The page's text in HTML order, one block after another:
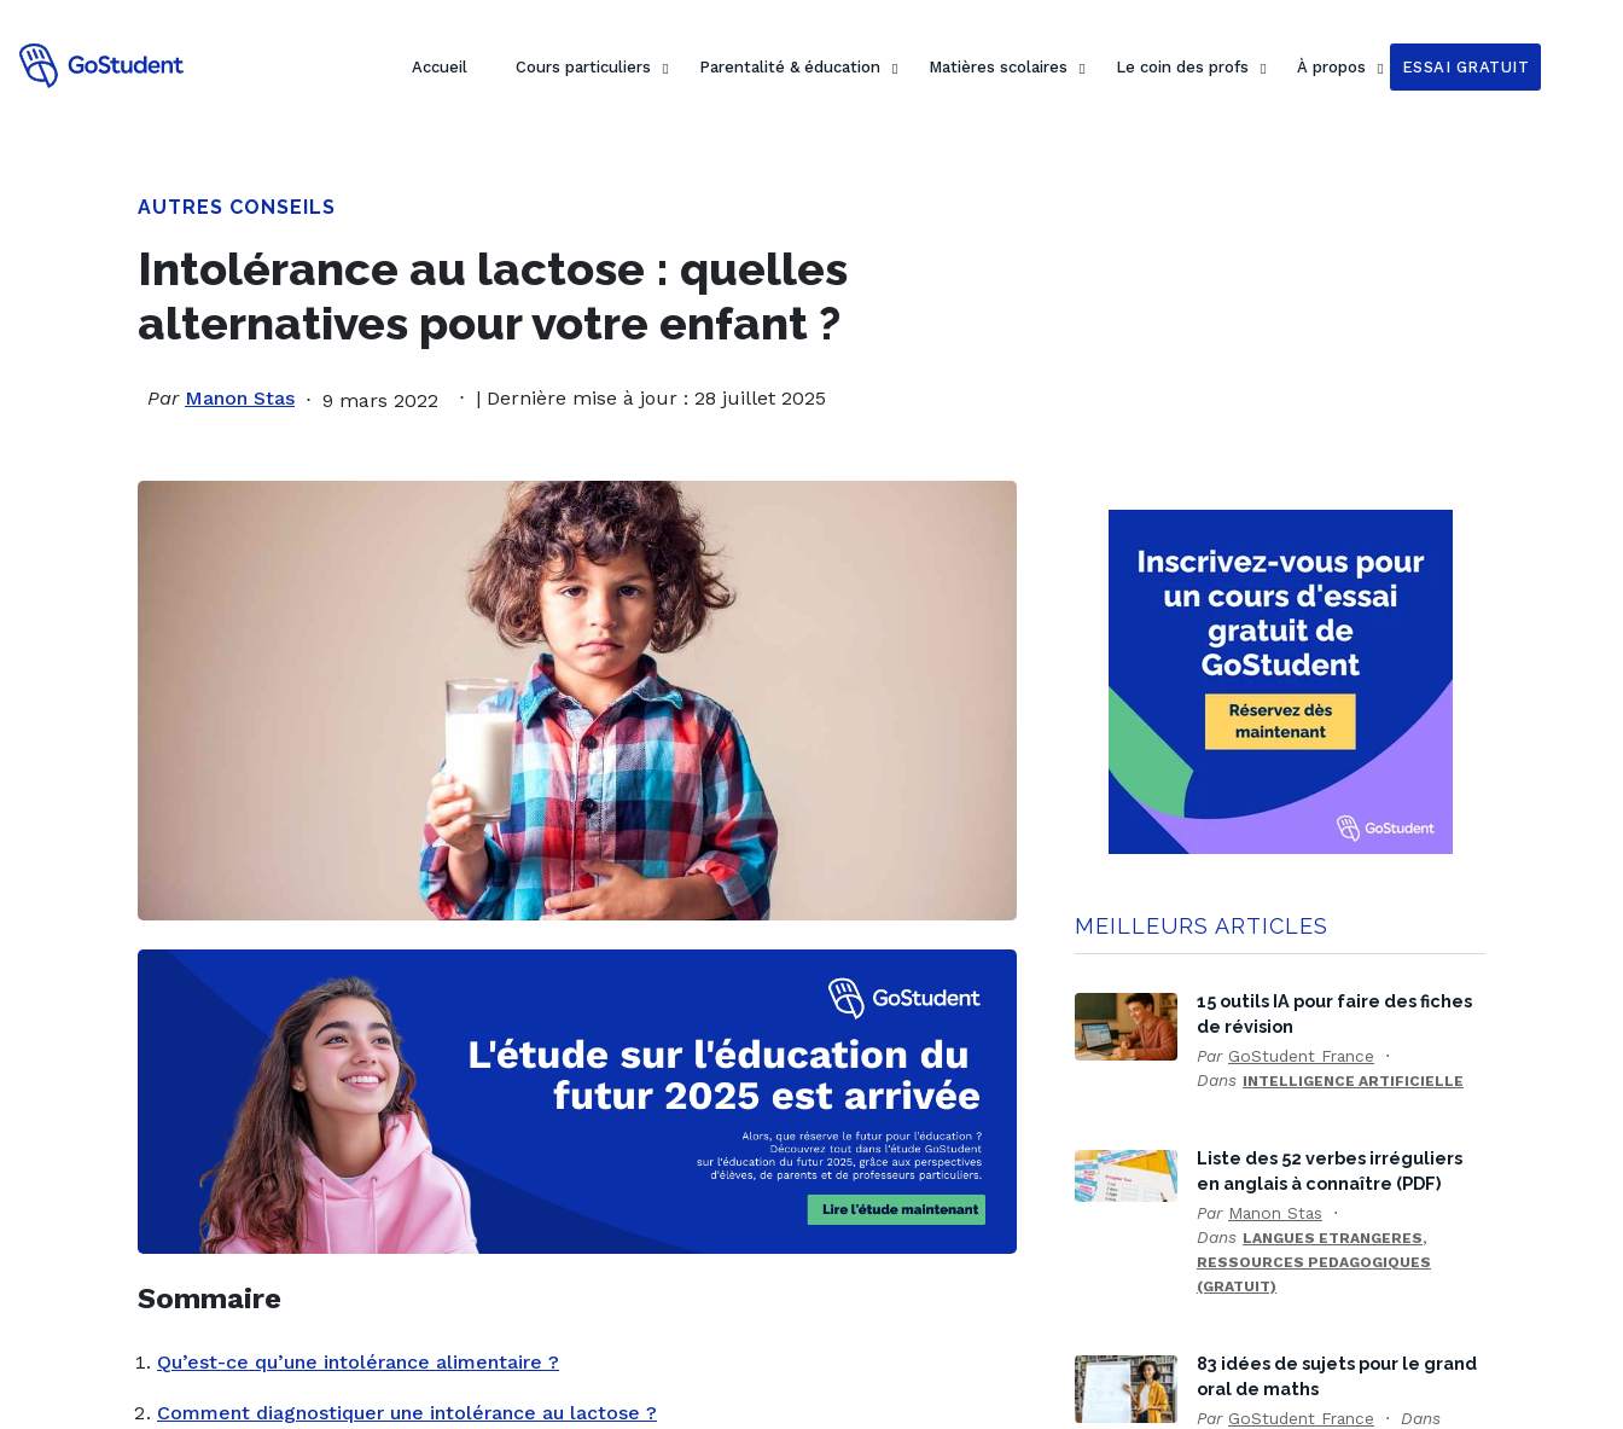
Accueil Cours particuliers Parentalité & éducation Matières scolaires Le coin des profs À propos ESSAI GRATUIT
AUTRES CONSEILS
Intolérance au lactose : quelles
alternatives pour votre enfant ?
Par Manon Stas 9 mars 2022 | Dernière mise à jour : 28 juillet 2025
Sommaire
Qu’est-ce qu’une intolérance alimentaire ?
Comment diagnostiquer une intolérance au lactose ?
MEILLEURS ARTICLES
15 outils IA pour faire des fiches
de révision
Par GoStudent France
Dans INTELLIGENCE ARTIFICIELLE
Liste des 52 verbes irréguliers
en anglais à connaître (PDF)
Par Manon Stas
Dans LANGUES ETRANGERES,
RESSOURCES PEDAGOGIQUES
(GRATUIT)
83 idées de sujets pour le grand
oral de maths
Par GoStudent France Dans